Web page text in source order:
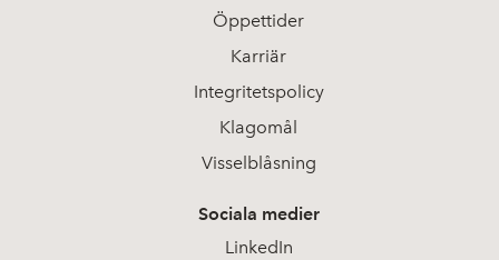
Öppettider
Karriär
Integritetspolicy
Klagomål
Visselblåsning
Sociala medier
LinkedIn